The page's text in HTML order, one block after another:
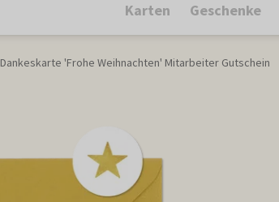
Karten Geschenke
Dankeskarte 'Frohe Weihnachten' Mitarbeiter Gutschein